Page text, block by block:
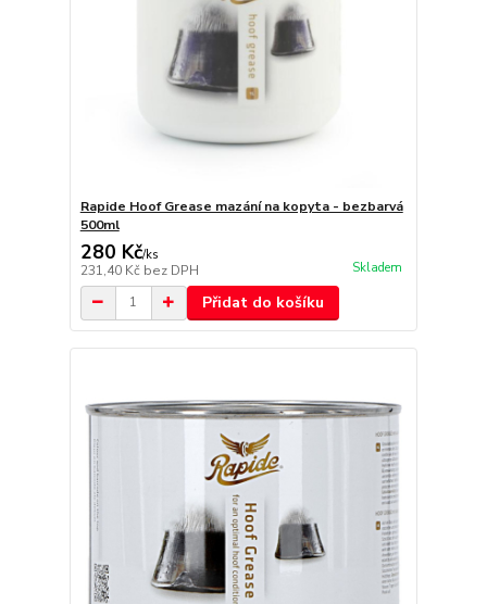
Rapide Hoof Grease mazání na kopyta - bezbarvá
500ml
280 Kč/ks
231,40 Kč bez DPH Skladem
Přidat do košíku